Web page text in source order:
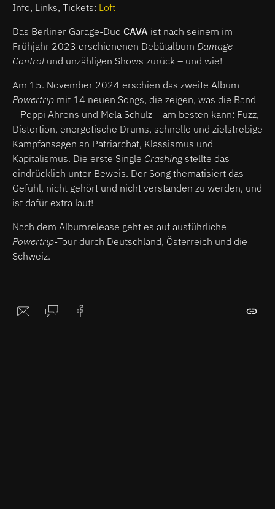
Info, Links, Tickets: Loft
Das Berliner Garage-Duo CAVA ist nach seinem im
Frühjahr 2023 erschienenen Debütalbum Damage
Control und unzähligen Shows zurück – und wie!
Am 15. November 2024 erschien das zweite Album
Powertrip mit 14 neuen Songs, die zeigen, was die Band
– Peppi Ahrens und Mela Schulz – am besten kann: Fuzz,
Distortion, energetische Drums, schnelle und zielstrebige
Kampfansagen an Patriarchat, Klassismus und
Kapitalismus. Die erste Single Crashingstellte das
eindrücklich unter Beweis. Der Song thematisiert das
Gefühl, nicht gehört und nicht verstanden zu werden, und
ist dafür extra laut!
Nach dem Albumrelease geht es auf ausführliche
Powertrip-Tour durch Deutschland, Österreich und die
Schweiz.